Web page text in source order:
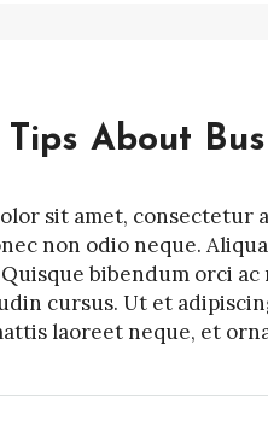
Tips About
sit amet, consectetur
non odio neque.
bibendum orci
cursus. Ut et
laoreet neque, et